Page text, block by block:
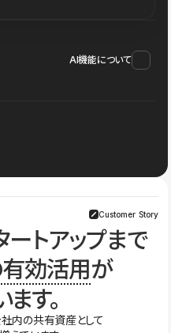
AI機能について
Customer Story
トアップまで
効活用が
す。
内の共有資産として